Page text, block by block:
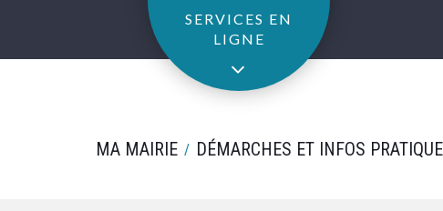
SERVICES EN
LIGNE
MA MAIRIE DÉMARCHES ET INFOS